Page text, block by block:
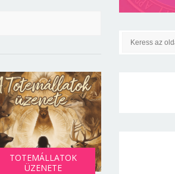
TOTEMÁLLATOK
ÜZENETE